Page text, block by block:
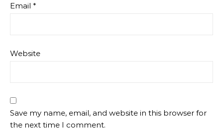
Email *
Website
Save my name, email, and website in this browser for
the next time I comment.